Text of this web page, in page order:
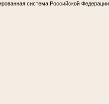
система Российской